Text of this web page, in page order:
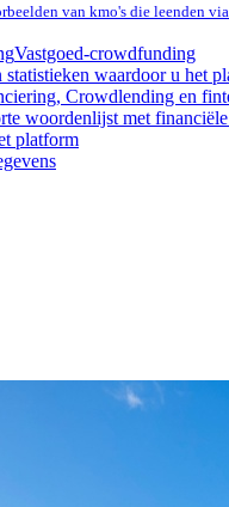
van kmo's die leenden
Vastgoed-crowdfunding
statistieken waardoor u het
Crowdlending en
woordenlijst met
platform